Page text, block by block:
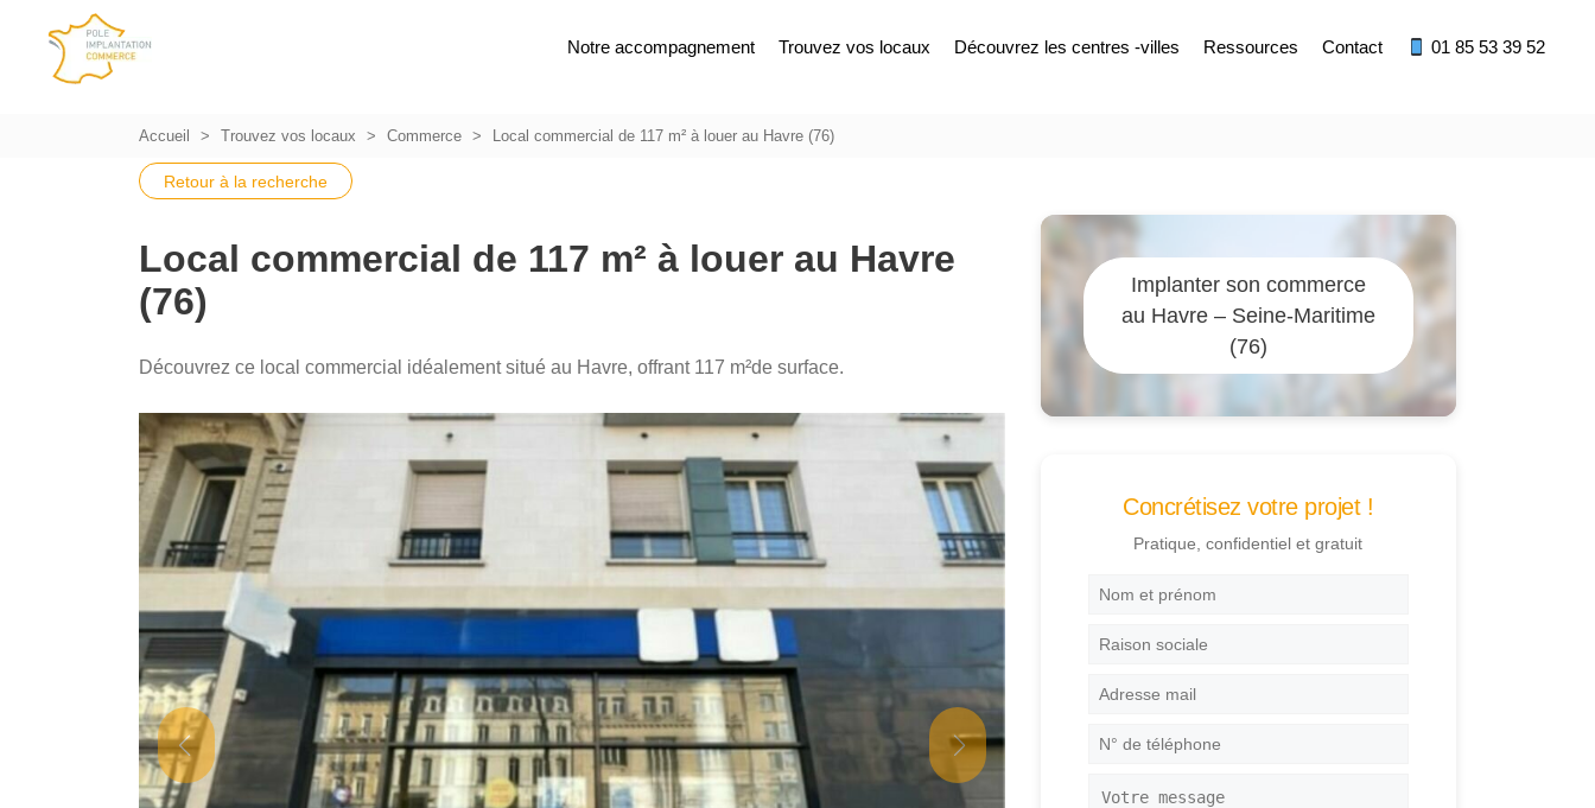
Notre accompagnement Trouvez vos locaux Découvrez les centres -villes Ressources Contact 01 85 53 39 52
Accueil Trouvez vos locaux Commerce Local commercial de 117 m² à louer au Havre (76)
Retour à la recherche
Local commercial de 117 m² à louer au Havre
(76)
Découvrez ce local commercial idéalement situé au Havre, offrant 117 m²de surface.
Implanter son commerce
au Havre – Seine-Maritime
(76)
Concrétisez votre projet !
Pratique, confidentiel et gratuit
Nom
prénom*
Raison
Adresse
N°
téléphone*
Votre